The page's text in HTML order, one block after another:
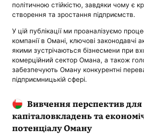
політичною стійкістю, завдяки чому є
створення та зростання підприємств.
У цій публікації ми проаналізуємо
компанії в Омані, ключові законодавчі
якими зустрічаються бізнесмени при
комерційний сектор Омана, а також
забезпечують Оману конкурентні
підприємницькій сфері.
Вивчення перспектив для
капіталовкладень та
потенціалу Оману